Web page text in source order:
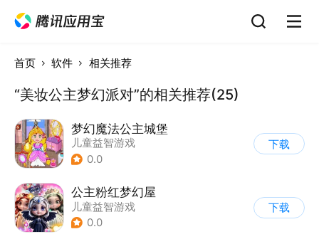
首页 软件 相关推荐
“美妆公主梦幻派对”的相关推荐(25)
梦幻魔法公主城堡
儿童益智游戏
0.0
下载
公主粉红梦幻屋
儿童益智游戏
0.0
下载